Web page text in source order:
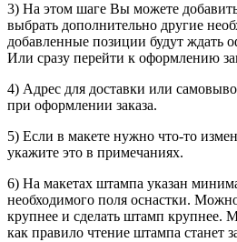
3) На этом шаге Вы можете
выбрать дополнительно другие
добавленные позиции будут ждать
Или сразу перейти к оформлению
4) Адрес для доставки или
при оформлении заказа.
5) Если в макете нужно что-то
укажите это в примечаниях.
6) На макетах штампа указан
необходимого поля оснастки.
крупнее и сделать штамп крупнее.
как правило чтение штампа станет